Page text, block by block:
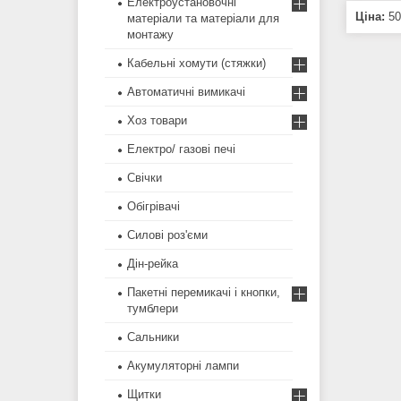
Ціна:
матеріали та матеріали для
монтажу
Кабельні хомути (стяжки)
Автоматичні вимикачі
Хоз товари
Електро/ газові печі
Свічки
Обігрівачі
Силові роз'єми
Дін-рейка
Пакетні перемикачі і кнопки,
тумблери
Сальники
Акумуляторні лампи
Щитки